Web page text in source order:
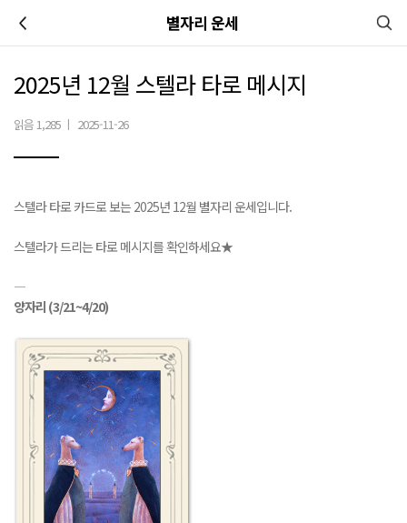
별자리 운세
2025년 12월 스텔라 타로 메시지
읽음 1,285 | 2025-11-26
스텔라 타로 카드로 보는 2025년 12월 별자리 운세입니다.
스텔라가 드리는 타로 메시지를 확인하세요★
―
양자리 (3/21~4/20)